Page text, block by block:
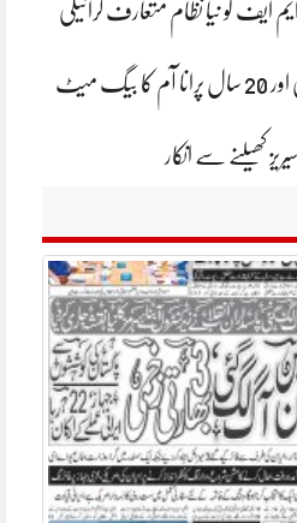
ایف کو نیا نظام متعارف کرانیکی
ایشا امبانی کی سونے اور ہیروں سے تیار کردہ ساڑھی اور 20 سال پرانا آم کا بیگ میٹ
کھیلنے سے انکار